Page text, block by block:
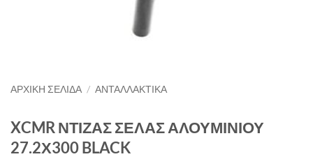
ΑΡΧΙΚΉ ΣΕΛΊΔΑ / ΑΝΤΑΛΛΑΚΤΙΚΑ
XCMR ΝΤΙΖΑΣ ΣΕΛΑΣ ΑΛΟΥΜΙΝΙΟΥ
27.2Χ300 BLACK